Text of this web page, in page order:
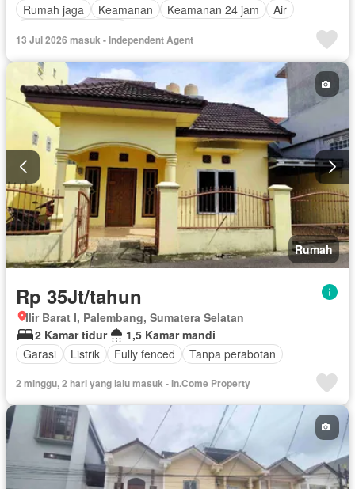
Rumah jaga
Keamanan Keamanan 24 jam
Air
13 Jul 2026 masuk - Independent Agent
Rumah
Rp 35Jt/tahun
Ilir Barat I, Palembang, Sumatera Selatan
2 Kamar tidur
1,5 Kamar mandi
Garasi
Listrik Fully fenced Tanpa perabotan
2 minggu, 2 hari yang lalu masuk - In.Come Property